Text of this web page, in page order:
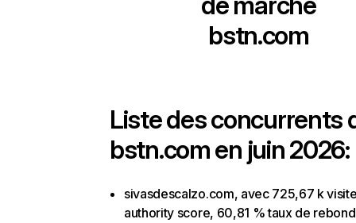
bstn.com
Liste des concurrents
bstn.com en juin 2026:
sivasdescalzo.com, avec 725,67 k
authority score, 60,81 % taux de rebond